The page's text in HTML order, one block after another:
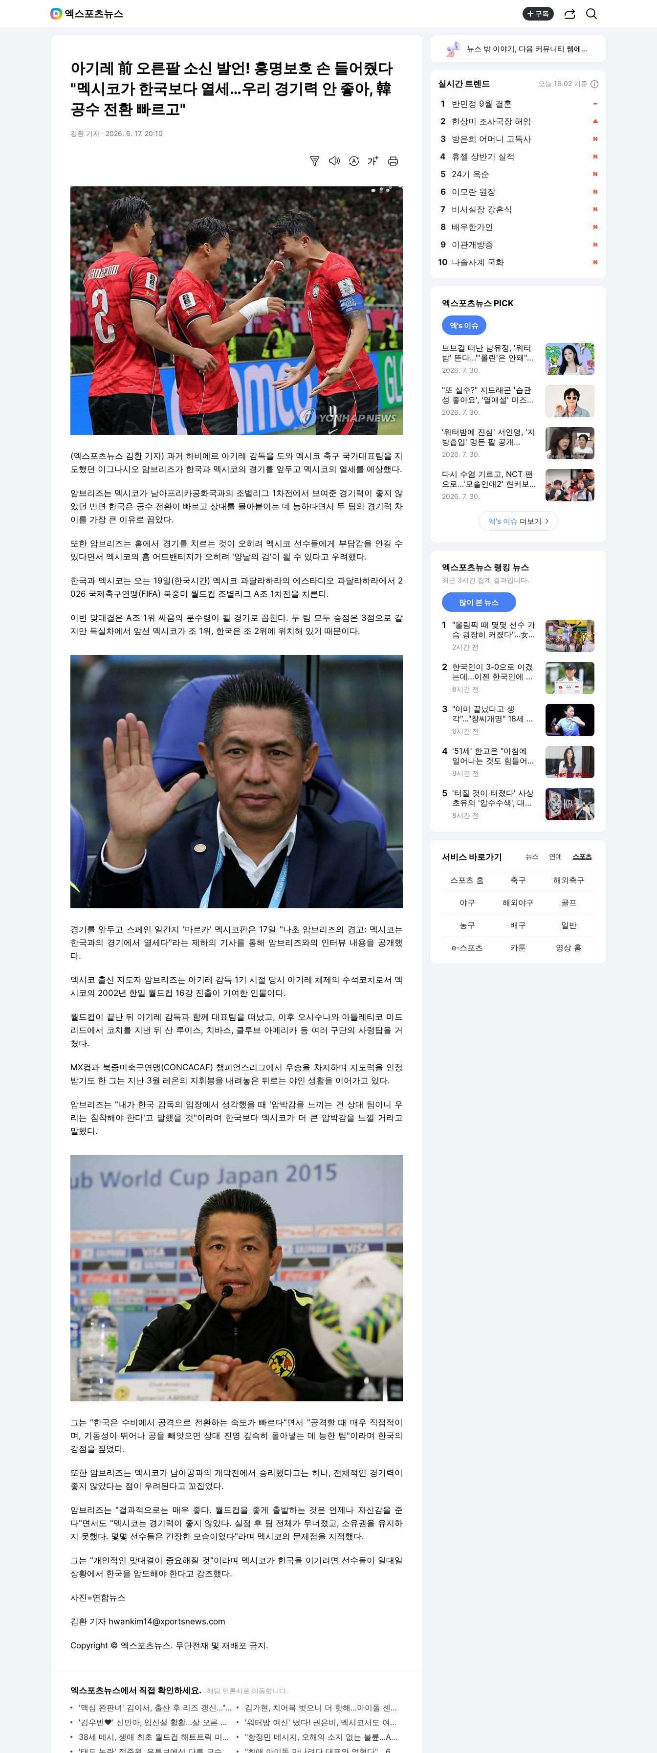
엑스포츠뉴스 구독
아기레 前 오른팔 소신 발언! 홍명보호 손 들어줬다
"멕시코가 한국보다 열세…우리 경기력 안 좋아, 韓
공수 전환 빠르고"
김환 기자 2026. 6. 17. 20:10
(엑스포츠뉴스 김환 기자) 과거 하비에르 아기레 감독을 도와 멕시코 축구 국가대표팀을 지
도했던 이그나시오 암브리즈가 한국과 멕시코의 경기를 앞두고 멕시코의 열세를 예상했다.
암브리즈는 멕시코가 남아프리카공화국과의 조별리그 1차전에서 보여준 경기력이 좋지 않
았던 반면 한국은 공수 전환이 빠르고 상대를 몰아붙이는 데 능하다면서 두 팀의 경기력 차
이를 가장 큰 이유로 꼽았다.
또한 암브리즈는 홈에서 경기를 치르는 것이 오히려 멕시코 선수들에게 부담감을 안길 수
있다면서 멕시코의 홈 어드밴티지가 오히려 '양날의 검'이 될 수 있다고 우려했다.
한국과 멕시코는 오는 19일(한국시간) 멕시코 과달라하라의 에스타디오 과달라하라에서 2
026 국제축구연맹(FIFA) 북중미 월드컵 조별리그 A조 1차전을 치른다.
이번 맞대결은 A조 1위 싸움의 분수령이 될 경기로 꼽힌다. 두 팀 모두 승점은 3점으로 같
지만 득실차에서 앞선 멕시코가 조 1위, 한국은 조 2위에 위치해 있기 때문이다.
경기를 앞두고 스페인 일간지 '마르카' 멕시코판은 17일 "나초 암브리즈의 경고: 멕시코는
한국과의 경기에서 열세다"라는 제하의 기사를 통해 암브리즈와의 인터뷰 내용을 공개했
다.
멕시코 출신 지도자 암브리즈는 아기레 감독 1기 시절 당시 아기레 체제의 수석코치로서 멕
시코의 2002년 한일 월드컵 16강 진출이 기여한 인물이다.
월드컵이 끝난 뒤 아기레 감독과 함께 대표팀을 떠났고, 이후 오사수나와 아틀레티코 마드
리드에서 코치를 지낸 뒤 산 루이스, 치바스, 클루브 아메리카 등 여러 구단의 사령탑을 거
쳤다.
MX컵과 북중미축구연맹(CONCACAF) 챔피언스리그에서 우승을 차지하며 지도력을 인정
받기도 한 그는 지난 3월 레온의 지휘봉을 내려놓은 뒤로는 야인 생활을 이어가고 있다.
암브리즈는 "내가 한국 감독의 입장에서 생각했을 때 '압박감을 느끼는 건 상대 팀이니 우
리는 침착해야 한다'고 말했을 것"이라며 한국보다 멕시코가 더 큰 압박감을 느낄 거라고
말했다.
그는 "한국은 수비에서 공격으로 전환하는 속도가 빠르다"면서 "공격할 때 매우 직접적이
며, 기동성이 뛰어나 공을 빼앗으면 상대 진영 깊숙히 몰아넣는 데 능한 팀"이라며 한국의
강점을 짚었다.
또한 암브리즈는 멕시코가 남아공과의 개막전에서 승리했다고는 하나, 전체적인 경기력이
좋지 않았다는 점이 우려된다고 꼬집었다.
암브리즈는 "결과적으로는 매우 좋다. 월드컵을 좋게 출발하는 것은 언제나 자신감을 준
다"면서도 "멕시코는 경기력이 좋지 않았다. 실점 후 팀 전체가 무너졌고, 소유권을 유지하
지 못했다. 몇몇 선수들은 긴장한 모습이었다"라며 멕시코의 문제점을 지적했다.
그는 "개인적인 맞대결이 중요해질 것"이라며 멕시코가 한국을 이기려면 선수들이 일대일
상황에서 한국을 압도해야 한다고 강조했다.
사진=연합뉴스
김환 기자 hwankim14@xportsnews.com
Copyright © 엑스포츠뉴스. 무단전재 및 재배포 금지.
엑스포츠뉴스에서 직접 확인하세요. 해당 언론사로 이동합니다.
'맥심 완판녀' 김이서, 출산 후 리즈 갱신…"한준수 세금 더 내라"
김가현, 치어복 벗으니 더 핫해…아이돌 센터 비주얼에 '난리'
'김우빈♥' 신민아, 임신설 활활…살 오른 모습에 추측 난무
'워터밤 여신' 떴다! 권은비, 멕시코서도 여신 클래스 입증
38세 메시, 생애 최초 월드컵 해트트릭 미쳤다!…WC 통산 최다득점 1위 대역사 썼다! 200번째 A매치
"황정민 메시지, 오해의 소지 없는 불륜…A씨는 스토킹" 현직 변호사 해석 [엑's 이슈]
뉴스 밖 이야기, 다음 커뮤니티 웹에서 보기
실시간 트렌드 오늘 16:02 기준
1 반민정 9월 결혼
2 한상미 조사국장 해임
3 방은희 어머니 고독사
4 휴젤 상반기 실적
5 24기 옥순
6 이모란 원장
7 비서실장 강훈식
8 배우한가인
9 이관개방증
10 나솔사계 국화
엑스포츠뉴스 PICK
엑's 이슈
브브걸 떠난 남유정, '워터
밤' 뜬다…"'롤린'은 안돼"
vs "무대로 보자" 갑론을박
2026. 7. 30.
"또 실수?" 지드래곤 '습관
성 좋아요', '열애설' 미즈하
라 키코까지 소환 [엑's 이
2026. 7. 30.
'워터밤에 진심' 서인영, '지
방흡입' 멍든 팔 공개
후…"부기 빠지는 중" [엑's
2026. 7. 30.
다시 수염 기르고, NCT 팬
으로…'모솔연애2' 현커보
다 더 궁금한 출연자 근황
2026. 7. 30.
엑's 이슈 더보기
엑스포츠뉴스 랭킹 뉴스
최근 3시간 집계 결과입니다.
많이 본 뉴스
1
"올림픽 때 몇몇 선수 가
슴 굉장히 커졌다"…女
사이클 '가슴 게이트' 일
이버시와 규정 사이 한
계 이익 추구"
2시간 전
2 한국인이 3-0으로 이겼
는데…이젠 한국인에 0-
3으로 무너지네→인니
르', STY 끝내 소환
8시간 전
3 "이미 끝났다고 생
각"…"창씨개명" 18세 日
탁구 천재, 역전승 뒤 눈
전승…WTT 챔피언스 8
강서 韓 신유빈 만날까
6시간 전
4 '51세' 한고은 "아침에
일어나는 것도 힘들어…
내 몸 같지 않다" 토로
8시간 전
5 '터질 것이 터졌다' 사상
초유의 '압수수색', 대한
축구협회는 '초상집'…홍
8시간 전
서비스 바로가기 뉴스 연예 스포츠
스포츠 홈 축구 해외축구
야구 해외야구 골프
농구 배구 일반
e-스포츠 카툰 영상 홈